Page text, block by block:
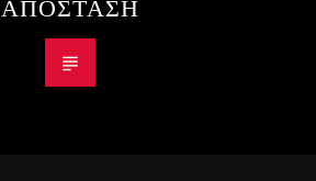
ΑΠΟΣΤΑΣΗ